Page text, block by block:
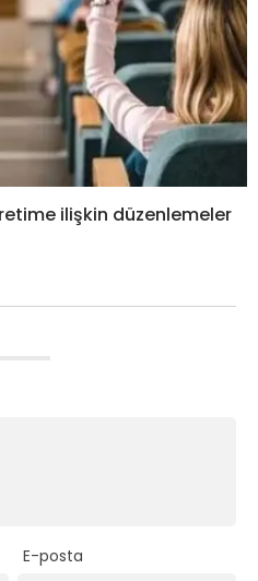
ilişkin düzenlemeler
E-posta